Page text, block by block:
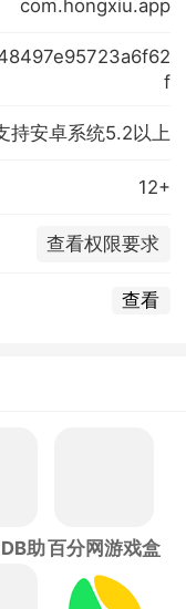
com.hongxiu.app
f
持安卓系统5.2以上
12+
查看权限要求
查看
助百分网游戏盒
子